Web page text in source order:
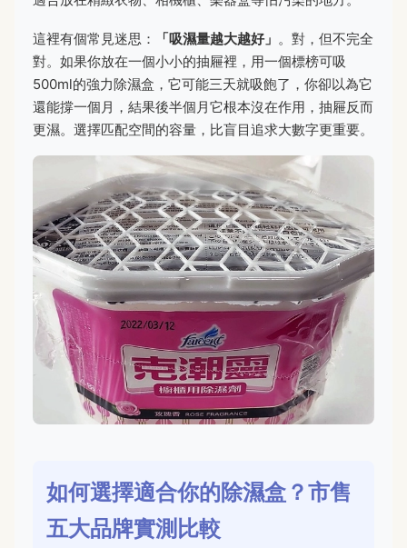
這裡有個常見迷思： 「吸濕量越大越好」 。對，但不完全
對。如果你放在一個小小的抽屜裡，用一個標榜可吸
500ml的強力除濕盒，它可能三天就吸飽了，你卻以為它
還能撐一個月，結果後半個月它根本沒在作用，抽屜反而
更濕。選擇匹配空間的容量，比盲目追求大數字更重要。
如何選擇適合你的除濕盒？市售
五大品牌實測比較